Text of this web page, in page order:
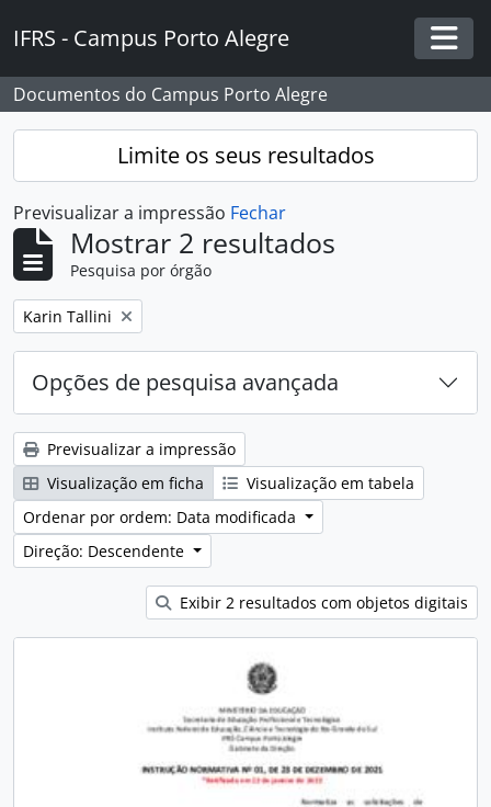
IFRS - Campus Porto Alegre
Documentos do Campus Porto Alegre
Limite os seus resultados
Previsualizar a impressão Fechar
Mostrar 2 resultados
Pesquisa por órgão
Remover filtro:
Karin Tallini
Opções de pesquisa avançada
Previsualizar a impressão
Visualização em ficha
Visualização em tabela
Ordenar por ordem: Data modificada
Direção: Descendente
Exibir 2 resultados com objetos digitais